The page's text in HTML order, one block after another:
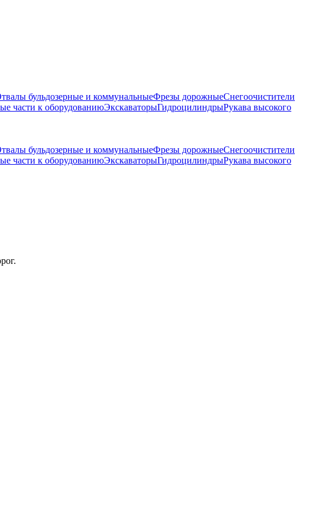
бульдозерные и коммунальныеФрезы дорожныеСнегоочистители
части к оборудованиюЭкскаваторыГидроцилиндрыРукава высокого
бульдозерные и коммунальныеФрезы дорожныеСнегоочистители
части к оборудованиюЭкскаваторыГидроцилиндрыРукава высокого